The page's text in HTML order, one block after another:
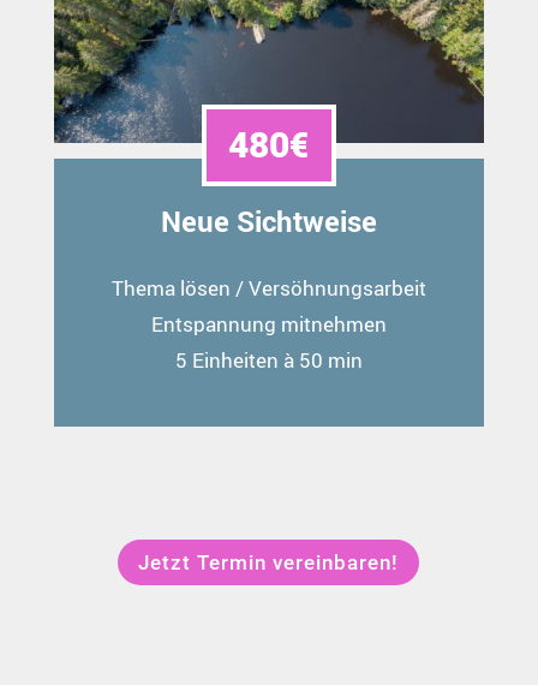
480€
Neue Sichtweise
Thema lösen / Versöhnungsarbeit
Entspannung mitnehmen
5 Einheiten à 50 min
Jetzt Termin vereinbaren!